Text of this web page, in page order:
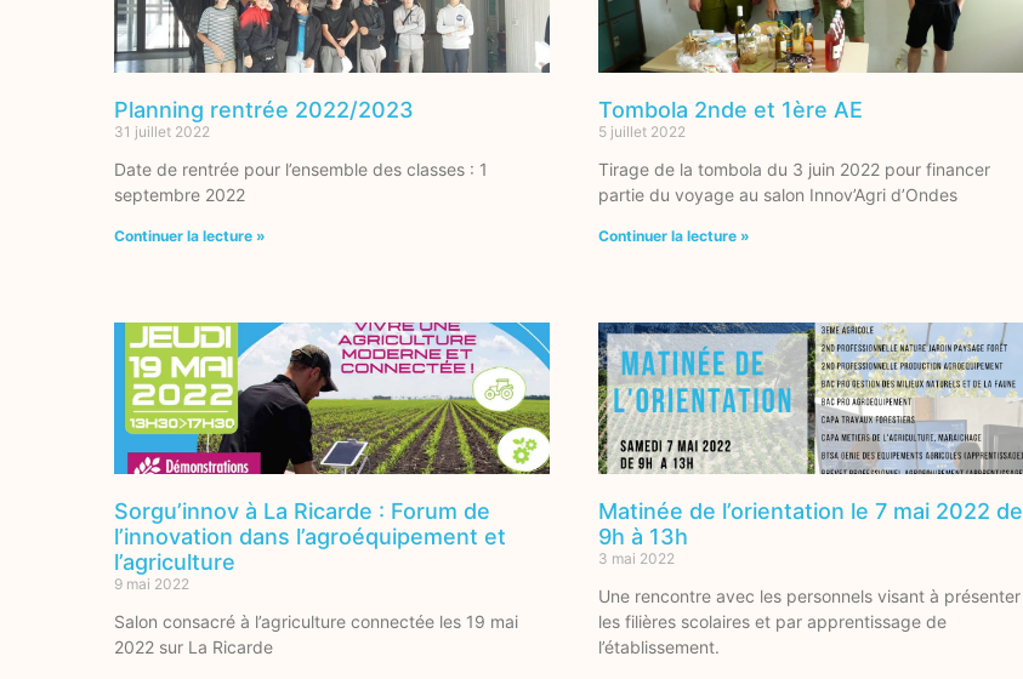
Planning rentrée 2022/2023
31 juillet 2022
Date de rentrée pour l’ensemble des classes : 1
septembre 2022
Continuer la lecture »
Tombola 2nde et 1ère AE
5 juillet 2022
Tirage de la tombola du 3 juin 2022 pour financer
partie du voyage au salon Innov’Agri d’Ondes
Continuer la lecture »
Sorgu’innov à La Ricarde : Forum de
l’innovation dans l’agroéquipement et
l’agriculture
9 mai 2022
Salon consacré à l’agriculture connectée les 19 mai
2022 sur La Ricarde
Matinée de l’orientation le 7 mai 2022 de
9h à 13h
3 mai 2022
Une rencontre avec les personnels visant à présenter
les filières scolaires et par apprentissage de
l’établissement.